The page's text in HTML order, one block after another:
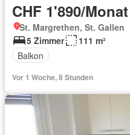
CHF 1'890/Monat
St. Margrethen, St. Gallen
5 Zimmer
111 m²
Balkon
Vor 1 Woche, 8 Stunden